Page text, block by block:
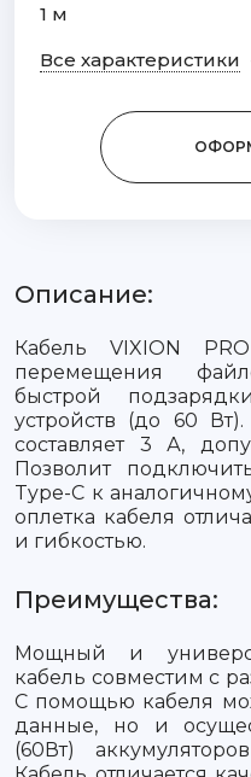
1 м
Все характеристики
Описание:
Кабель VIXION
перемещения
быстрой
устройств (до 60
составляет 3 А,
Позволит
Type-C к
оплетка кабеля
и гибкостью.
Преимущества:
Мощный и
кабель совместим с
С помощью кабеля
данные, но и
(60Вт)